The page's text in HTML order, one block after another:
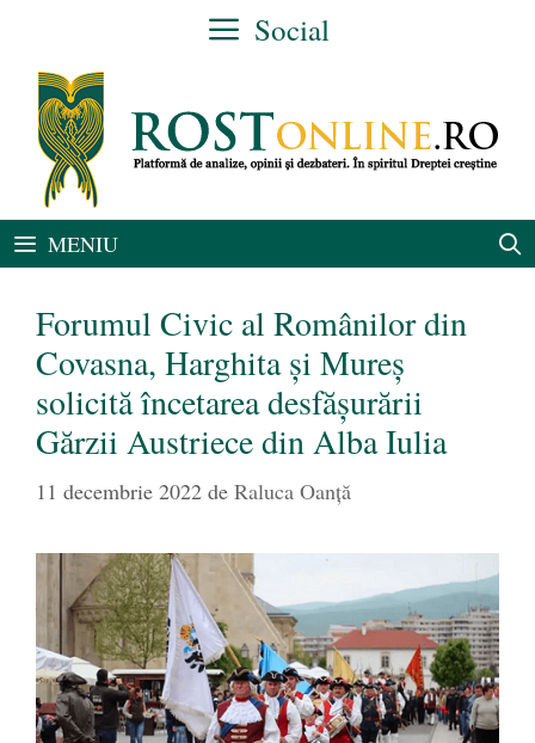
conținut
Social
MENIU
Forumul Civic al Românilor din
Covasna, Harghita și Mureș
solicită încetarea desfășurării
Gărzii Austriece din Alba Iulia
11 decembrie 2022 de Raluca Oanță